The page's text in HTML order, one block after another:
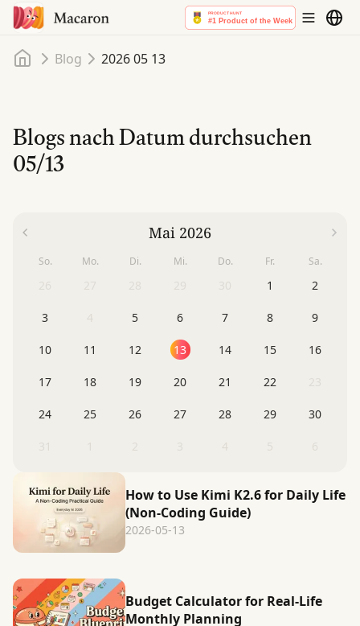
Startseite
Blog 2026 05 13
Blogs nach Datum durchsuchen
05/13
How to Use Kimi K2.6 for Daily Life
(Non-Coding Guide)
2026-05-13
Budget Calculator for Real-Life
Monthly Planning
Mai 2026
So. Mo. Di. Mi. Do. Fr. Sa.
1 2
3 5 6 7 8 9
10 11 12 13 14 15 16
17 18 19 20 21 22
24 25 26 27 28 29 30